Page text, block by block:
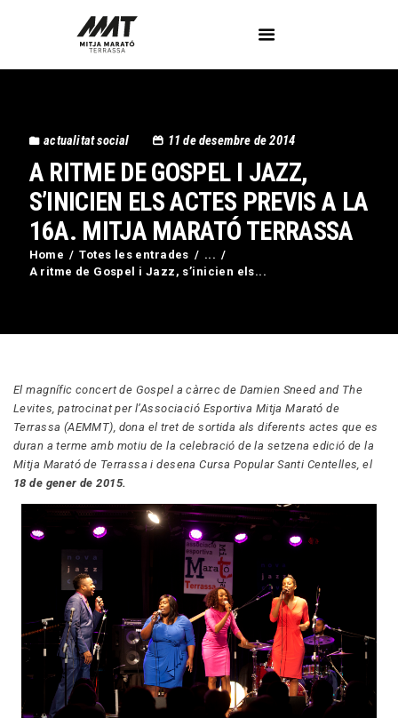
actualitat social 11 de desembre de 2014
A RITME DE GOSPEL I JAZZ,
S’INICIEN ELS ACTES PREVIS A LA
16A. MITJA MARATÓ TERRASSA
Home Totes les entrades
...
A ritme de Gospel i Jazz, s’inicien els...
Voluntaris
Circuit Activa’t
Imatges
Curses
Blog
Contactar
El magnífic concert de Gospel a càrrec de Damien Sneed and The
Levites, patrocinat per l’Associació Esportiva Mitja Marató de
Terrassa (AEMMT), dona el tret de sortida als diferents actes que es
duran a terme amb motiu de la celebració de la setzena edició de la
Mitja Marató de Terrassa i desena Cursa Popular Santi Centelles, el
18 de gener de 2015.